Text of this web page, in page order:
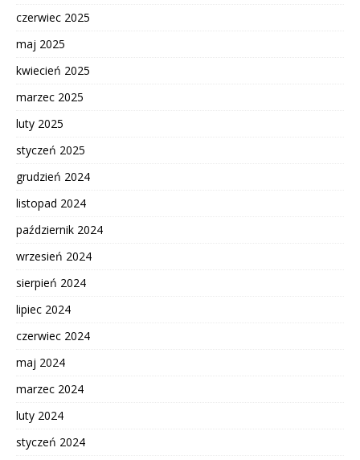
czerwiec 2025
maj 2025
kwiecień 2025
marzec 2025
luty 2025
styczeń 2025
grudzień 2024
listopad 2024
październik 2024
wrzesień 2024
sierpień 2024
lipiec 2024
czerwiec 2024
maj 2024
marzec 2024
luty 2024
styczeń 2024